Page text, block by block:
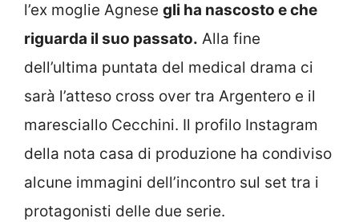
l’ex moglie Agnese gli ha nascosto e che
riguarda il suo passato. Alla fine
dell’ultima puntata del medical drama ci
sarà l’atteso cross over tra Argentero e il
maresciallo Cecchini. Il profilo Instagram
della nota casa di produzione ha condiviso
alcune immagini dell’incontro sul set tra i
protagonisti delle due serie.